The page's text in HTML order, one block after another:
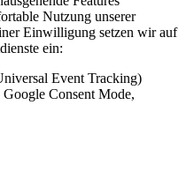
Nutzung unserer
Einwilligung setzen wir auf
ein:
Event Tracking)
Consent Mode,